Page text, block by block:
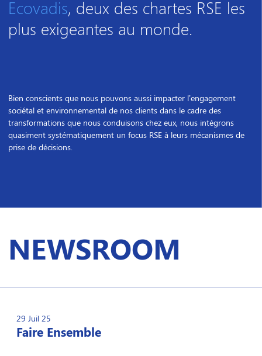
Ecovadis, deux des chartes RSE les
plus exigeantes au monde.
Bien conscients que nous pouvons aussi impacter l’engagement
sociétal et environnemental de nos clients dans le cadre des
transformations que nous conduisons chez eux, nous intégrons
quasiment systématiquement un focus RSE à leurs mécanismes de
prise de décisions.
NEWSROOM
29 Juil 25
Faire Ensemble